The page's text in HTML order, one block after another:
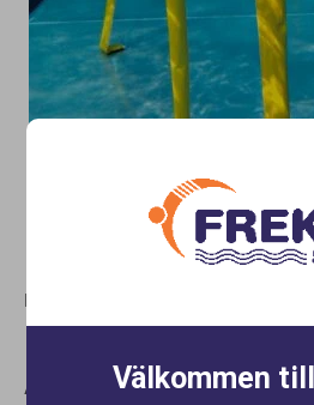
DYKSLALOM
K8470 Dykslalom, Set med 8 mjuka
Artnr:
K8470Välkommen